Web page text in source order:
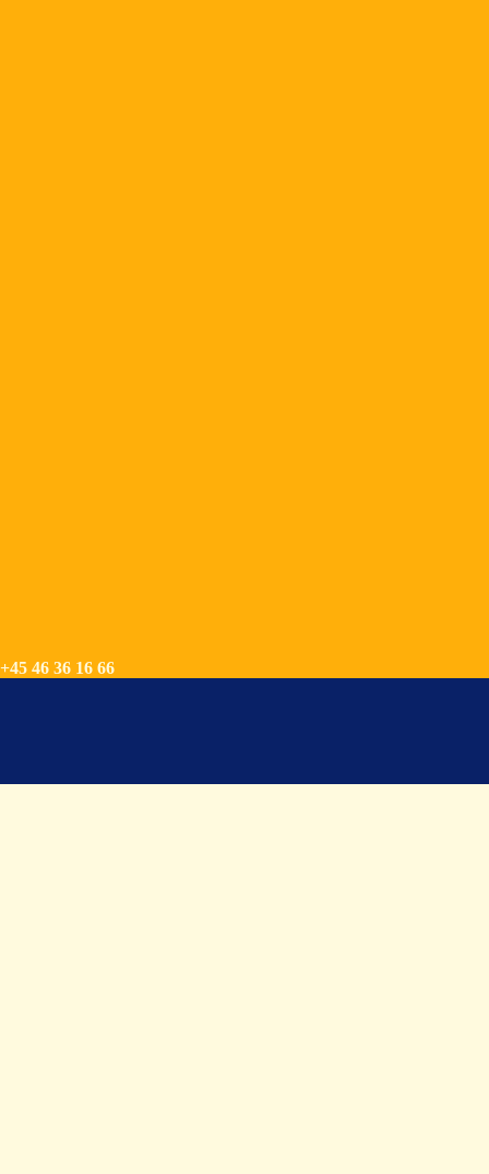
+45 46 36 16 66